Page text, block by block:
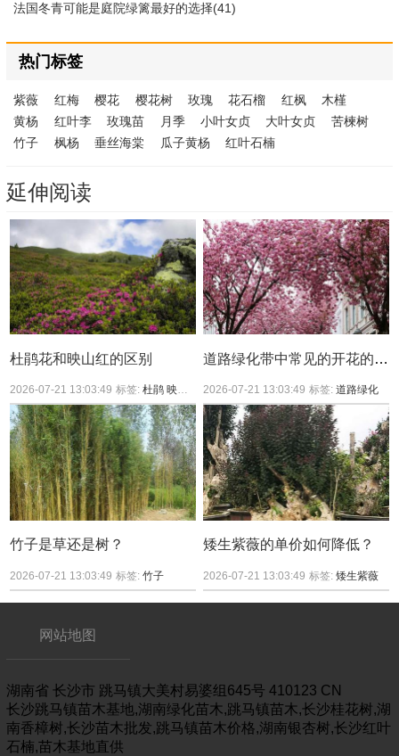
法国冬青可能是庭院绿篱最好的选择(41)
热门标签
紫薇 红梅 樱花 樱花树 玫瑰 花石榴 红枫
木槿
黄杨
红叶李 玫瑰苗 月季 小叶女贞 大叶女贞
苦楝树
竹子
枫杨 垂丝海棠 瓜子黄杨 红叶石楠
延伸阅读
杜鹃花和映山红的区别
2026-07-21 13:03:49 标签:杜鹃 映山红
道路绿化带中常见的开花的树，是什么品种？
2026-07-21 13:03:49 标签:道路绿化
竹子是草还是树？
2026-07-21 13:03:49 标签:竹子
矮生紫薇的单价如何降低？
2026-07-21 13:03:49 标签:矮生紫薇
网站地图
湖南省 长沙市 跳马镇大美村易婆组645号 410123 CN
长沙跳马镇苗木基地,湖南绿化苗木,跳马镇苗木,长沙桂花树,湖
南香樟树,长沙苗木批发,跳马镇苗木价格,湖南银杏树,长沙红叶
石楠,苗木基地直供